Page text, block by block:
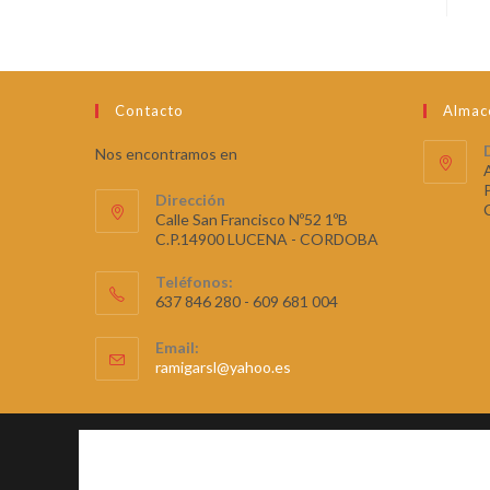
Contacto
Nos encontramos en
Dirección
Calle San Francisco Nº52 1ºB
C.P.14900 LUCENA - CORDOBA
Teléfonos:
637 846 280 - 609 681 004
Email:
ramigarsl@yahoo.es